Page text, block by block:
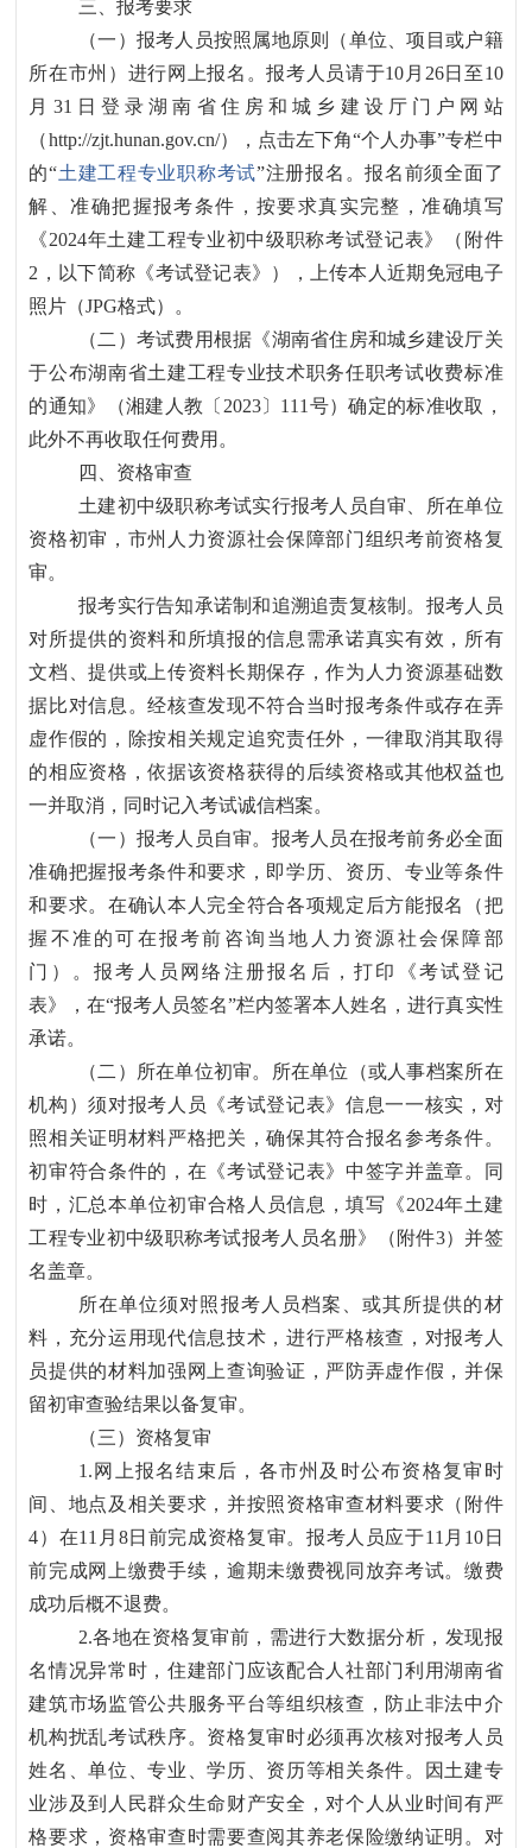
三、报考要求
（一）报考人员按照属地原则（单位、项目或户籍
所在市州）进行网上报名。报考人员请于10月26日至10
月31日登录湖南省住房和城乡建设厅门户网站
（http://zjt.hunan.gov.cn/），点击左下角“个人办事”专栏中
的“土建工程专业职称考试”注册报名。报名前须全面了
解、准确把握报考条件，按要求真实完整，准确填写
《2024年土建工程专业初中级职称考试登记表》（附件
2，以下简称《考试登记表》），上传本人近期免冠电子
照片（JPG格式）。
（二）考试费用根据《湖南省住房和城乡建设厅关
于公布湖南省土建工程专业技术职务任职考试收费标准
的通知》（湘建人教〔 2023〕111号）确定的标准收取，
此外不再收取任何费用。
四、资格审查
土建初中级职称考试实行报考人员自审、所在单位
资格初审，市州人力资源社会保障部门组织考前资格复
审。
报考实行告知承诺制和追溯追责复核制。报考人员
对所提供的资料和所填报的信息需承诺真实有效，所有
文档、提供或上传资料长期保存，作为人力资源基础数
据比对信息。经核查发现不符合当时报考条件或存在弄
虚作假的，除按相关规定追究责任外，一律取消其取得
的相应资格，依据该资格获得的后续资格或其他权益也
一并取消，同时记入考试诚信档案。
（一）报考人员自审。报考人员在报考前务必全面
准确把握报考条件和要求，即学历、资历、专业等条件
和要求。在确认本人完全符合各项规定后方能报名（把
握不准的可在报考前咨询当地人力资源社会保障部
门）。报考人员网络注册报名后，打印《考试登记
表》，在“报考人员签名”栏内签署本人姓名，进行真实性
承诺。
（二）所在单位初审。所在单位（或人事档案所在
机构）须对报考人员《考试登记表》信息一一核实，对
照相关证明材料严格把关，确保其符合报名参考条件。
初审符合条件的，在《考试登记表》中签字并盖章。同
时，汇总本单位初审合格人员信息，填写《2024年土建
工程专业初中级职称考试报考人员名册》（附件3）并签
名盖章。
所在单位须对照报考人员档案、或其所提供的材
料，充分运用现代信息技术，进行严格核查，对报考人
员提供的材料加强网上查询验证，严防弄虚作假，并保
留初审查验结果以备复审。
（三）资格复审
1.网上报名结束后，各市州及时公布资格复审时
间、地点及相关要求，并按照资格审查材料要求（附件
4）在11月8日前完成资格复审。报考人员应于11月10日
前完成网上缴费手续，逾期未缴费视同放弃考试。缴费
成功后概不退费。
2.各地在资格复审前，需进行大数据分析，发现报
名情况异常时，住建部门应该配合人社部门利用湖南省
建筑市场监管公共服务平台等组织核查，防止非法中介
机构扰乱考试秩序。资格复审时必须再次核对报考人员
姓名、单位、专业、学历、资历等相关条件。因土建专
业涉及到人民群众生命财产安全，对个人从业时间有严
格要求，资格审查时需要查阅其养老保险缴纳证明。对